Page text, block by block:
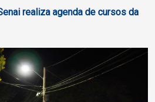
realiza agenda de cursos da